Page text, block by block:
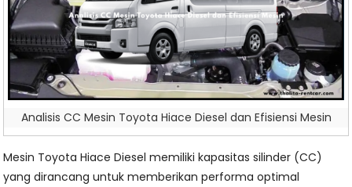
Analisis CC Mesin Toyota Hiace Diesel dan Efisiensi Mesin
Mesin Toyota Hiace Diesel memiliki kapasitas silinder (CC)
yang dirancang untuk memberikan performa optimal